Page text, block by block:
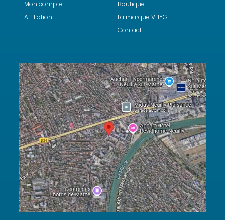
Mon compte
Affiliation
Boutique
La marque VHYG
Contact